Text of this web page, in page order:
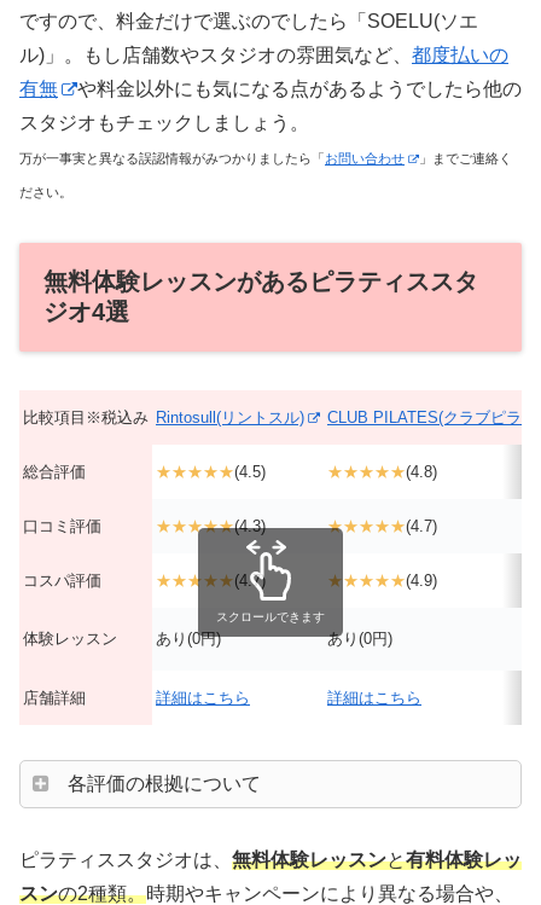
ですので、料金だけで選ぶのでしたら「SOELU(ソエ
ル)」。もし店舗数やスタジオの雰囲気など、 都度払いの
有無
や料金以外にも気になる点があるようでしたら他の
スタジオもチェックしましょう。
万が一事実と異なる誤認情報がみつかりましたら「お問い合わせ 」までご連絡く
ださい。
無料体験レッスンがあるピラティススタ
ジオ4選
比較項目※税込み Rintosull(リントスル) CLUB PILATES(クラブピラテ
総合評価 ★★★★★(4.5) ★★★★★(4.8)
口コミ評価 ★★★★★(4.3) ★★★★★(4.7)
コスパ評価 ★★★★★(4.7) ★★★★★(4.9)
体験レッスン あり(0円) あり(0円)
店舗詳細 詳細はこちら 詳細はこちら
スクロールできます
各評価の根拠について
ピラティススタジオは、 無料体験レッスンと有料体験レッ
スンの2種類。時期やキャンペーンにより異なる場合や、